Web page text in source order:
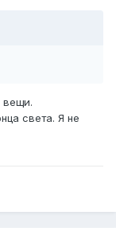
вещи.
света. Я не